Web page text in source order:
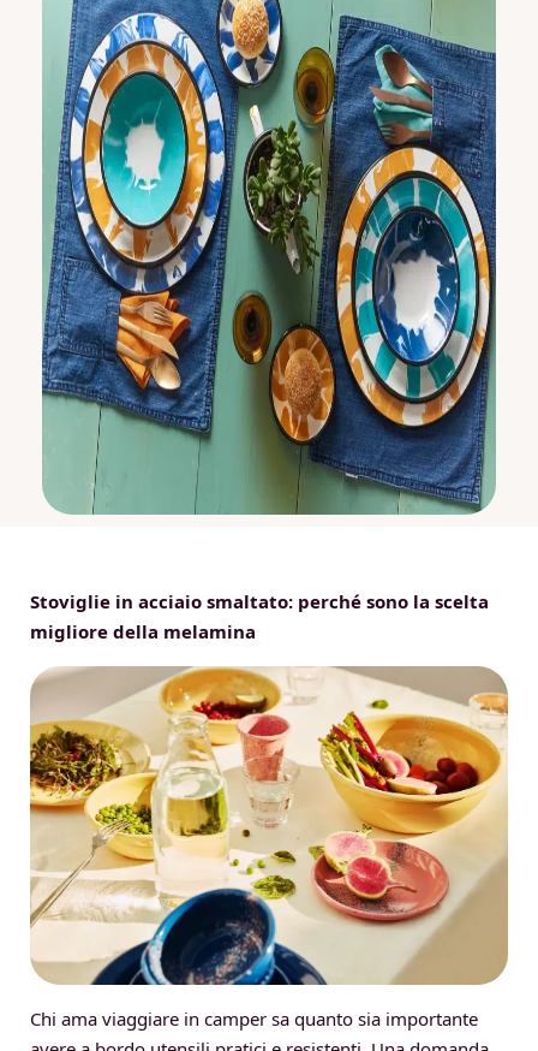
Stoviglie in acciaio smaltato: perché sono la scelta
migliore della melamina
Chi ama viaggiare in camper sa quanto sia importante